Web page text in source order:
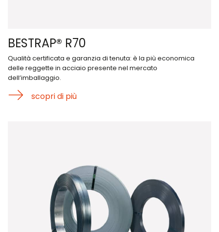
BESTRAP® R70
Qualità certificata e garanzia di tenuta: è la più economica
delle reggette in acciaio presente nel mercato
dell’imballaggio.
scopri di più